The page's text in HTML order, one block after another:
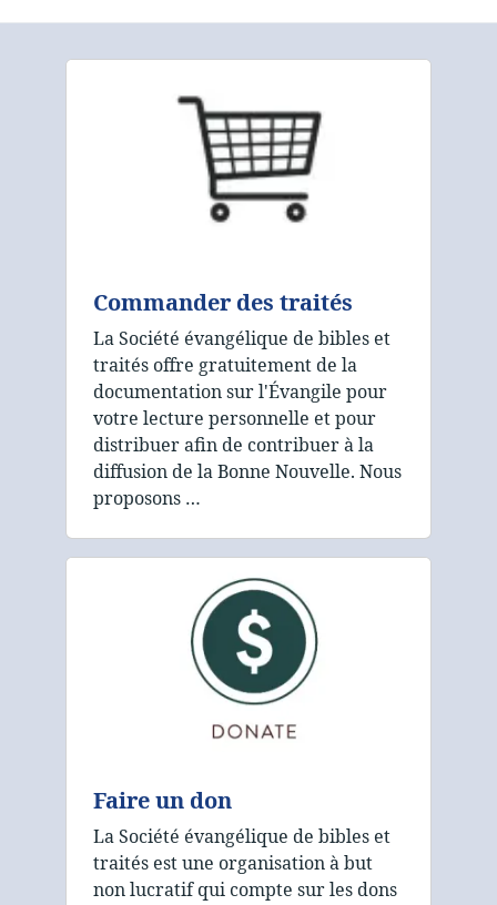
Commander des traités
La Société évangélique de bibles et
traités offre gratuitement de la
documentation sur l'Évangile pour
votre lecture personnelle et pour
distribuer afin de contribuer à la
diffusion de la Bonne Nouvelle. Nous
proposons …
Faire un don
La Société évangélique de bibles et
traités est une organisation à but
non lucratif qui compte sur les dons